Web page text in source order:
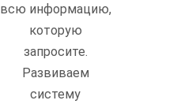
всю информацию,
которую
запросите.
Развиваем
систему